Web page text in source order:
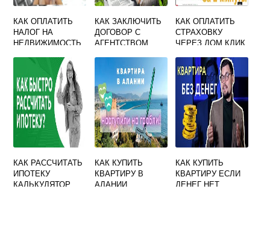
КАК ОПЛАТИТЬ
НАЛОГ НА
НЕДВИЖИМОСТЬ
КАК ЗАКЛЮЧИТЬ
ДОГОВОР С
АГЕНТСТВОМ
КВАРТИРЫ
КАК ОПЛАТИТЬ
СТРАХОВКУ
ЧЕРЕЗ ДОМ КЛИК
КАК РАССЧИТАТЬ
ИПОТЕКУ
КАЛЬКУЛЯТОР
КАК КУПИТЬ
КВАРТИРУ В
АЛАНИИ
КАК КУПИТЬ
КВАРТИРУ ЕСЛИ
ДЕНЕГ НЕТ